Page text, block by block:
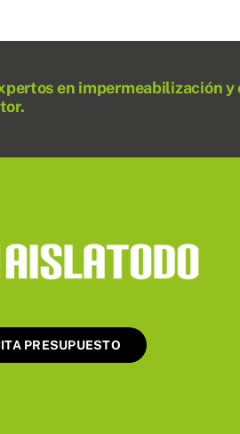
en impermeabilización
PRESUPUESTO